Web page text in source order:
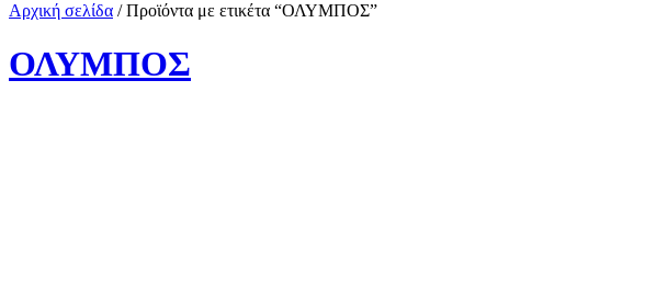
Αρχική σελίδα / Προϊόντα με ετικέτα “ΟΛΥΜΠΟΣ”
ΟΛΥΜΠΟΣ